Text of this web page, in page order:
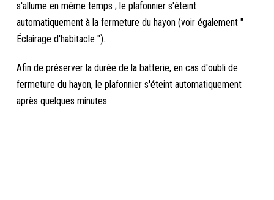
s'allume en même temps ; le plafonnier s'éteint
automatiquement à la fermeture du hayon (voir également "
Éclairage d'habitacle ").
Afin de préserver la durée de la batterie, en cas d'oubli de
fermeture du hayon, le plafonnier s'éteint automatiquement
après quelques minutes.